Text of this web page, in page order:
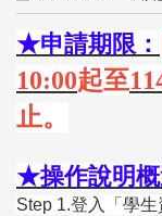
★申請期限：
10:00起至
止。
★操作說明
Step 1.登入「學